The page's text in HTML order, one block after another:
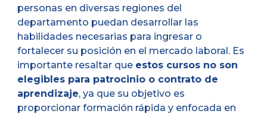
personas en diversas regiones del
departamento puedan desarrollar las
habilidades necesarias para ingresar o
fortalecer su posición en el mercado laboral. Es
importante resaltar que estos cursos no son
elegibles para patrocinio o contrato de
aprendizaje, ya que su objetivo es
proporcionar formación rápida y enfocada en